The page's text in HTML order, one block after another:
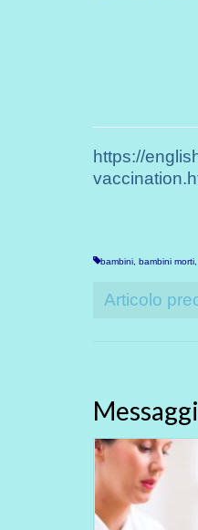
https://
bambini bambini morti
Articolo